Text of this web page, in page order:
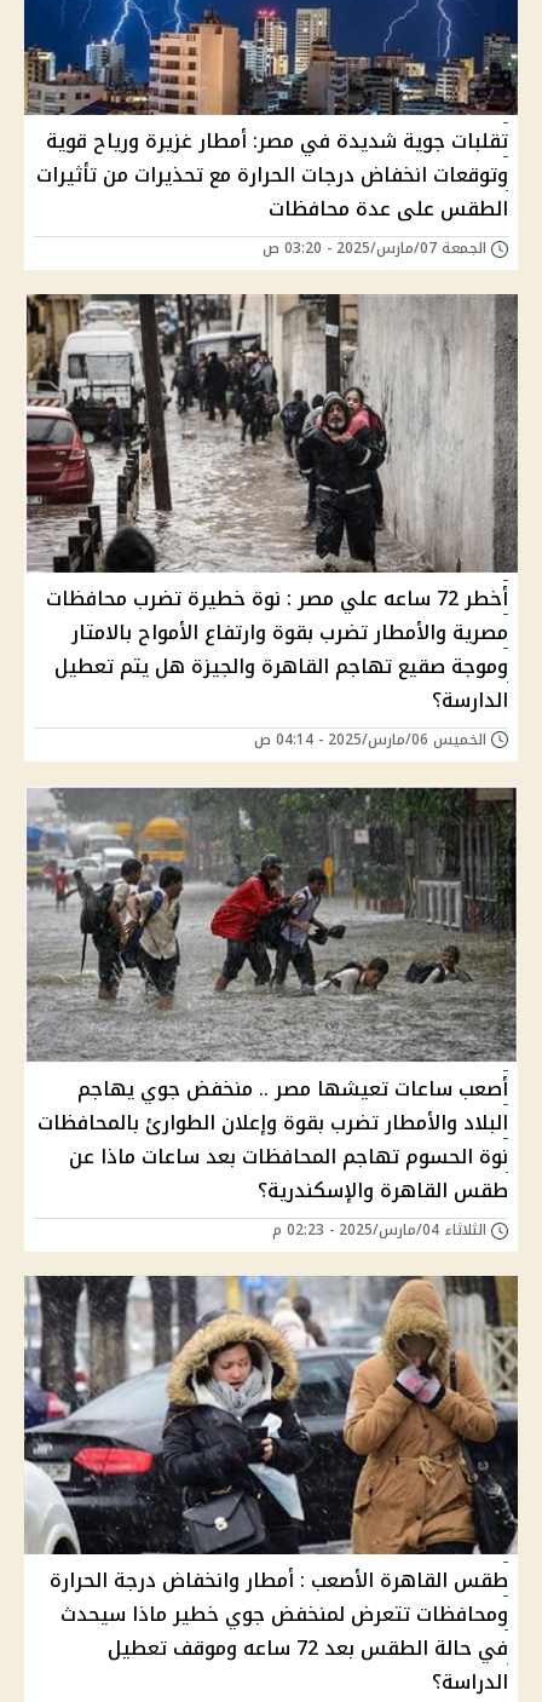
تقلبات جوية شديدة في مصر: أمطار غزيرة ورياح قوية
وتوقعات انخفاض درجات الحرارة مع تحذيرات من تأثيرات
الطقس على عدة محافظات
الجمعة 07/مارس/2025 - 03:20 ص
أخطر 72 ساعه علي مصر : نوة خطيرة تضرب محافظات
مصرية والأمطار تضرب بقوة وارتفاع الأمواح بالامتار
وموجة صقيع تهاجم القاهرة والجيزة هل يتم تعطيل
الدارسة؟
الخميس 06/مارس/2025 - 04:14 ص
أصعب ساعات تعيشها مصر .. منخفض جوي يهاجم
البلاد والأمطار تضرب بقوة وإعلان الطوارئ بالمحافظات
نوة الحسوم تهاجم المحافظات بعد ساعات ماذا عن
طقس القاهرة والإسكندرية؟
الثلاثاء 04/مارس/2025 - 02:23 م
طقس القاهرة الأصعب : أمطار وانخفاض درجة الحرارة
ومحافظات تتعرض لمنخفض جوي خطير ماذا سيحدث
في حالة الطقس بعد 72 ساعه وموقف تعطيل
الدراسة؟